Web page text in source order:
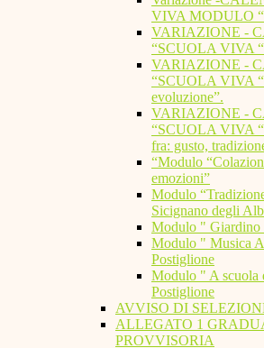
VIVA MODULO
VARIAZIONE -
“SCUOLA VIVA
VARIAZIONE -
“SCUOLA VIVA
evoluzione”.
VARIAZIONE -
“SCUOLA VIVA
fra: gusto,
“Modulo
emozioni”
Modulo
Sicignano degli
Modulo " Giardino
Modulo " Musica
Postiglione
Modulo " A scuola
Postiglione
AVVISO DI
ALLEGATO 1
PROVVISORIA